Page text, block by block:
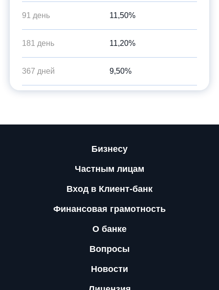
91 день 11,50%
181 день 11,20%
367 дней 9,50%
Бизнесу
Частным лицам
Вход в Клиент-банк
Финансовая грамотность
О банке
Вопросы
Новости